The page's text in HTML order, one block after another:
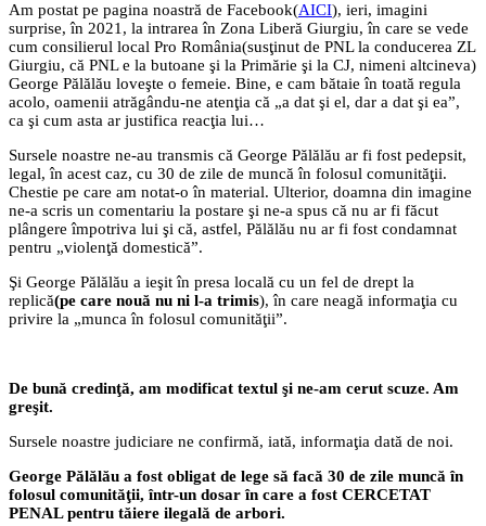
Am postat pe pagina noastră de Facebook(AICI), ieri, imagini
surprise, în 2021, la intrarea în Zona Liberă Giurgiu, în care se vede
cum consilierul local Pro România(susţinut de PNL la conducerea ZL
Giurgiu, că PNL e la butoane şi la Primărie şi la CJ, nimeni altcineva)
George Pălălău loveşte o femeie. Bine, e cam bătaie în toată regula
acolo, oamenii atrăgându-ne atenţia că „a dat şi el, dar a dat şi ea”,
ca şi cum asta ar justifica reacţia lui…
Sursele noastre ne-au transmis că George Pălălău ar fi fost pedepsit,
legal, în acest caz, cu 30 de zile de muncă în folosul comunităţii.
Chestie pe care am notat-o în material. Ulterior, doamna din imagine
ne-a scris un comentariu la postare şi ne-a spus că nu ar fi făcut
plângere împotriva lui şi că, astfel, Pălălău nu ar fi fost condamnat
pentru „violenţă domestică”.
Şi George Pălălău a ieşit în presa locală cu un fel de drept la
replică(pe care nouă nu ni l-a trimis), în care neagă informaţia cu
privire la „munca în folosul comunităţii”.
De bună credinţă, am modificat textul şi ne-am cerut scuze. Am
greşit.
Sursele noastre judiciare ne confirmă, iată, informaţia dată de noi.
George Pălălău a fost obligat de lege să facă 30 de zile muncă în
folosul comunităţii, într-un dosar în care a fost CERCETAT
PENAL pentru tăiere ilegală de arbori.